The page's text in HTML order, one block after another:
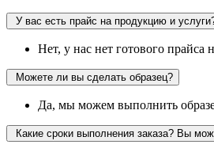
У вас есть прайс на продукцию и
Нет, у нас нет готового
Можете ли вы сделать образец?
Да, мы можем выполнить
Какие сроки выполнения заказа? Вы